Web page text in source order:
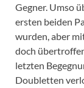
Gegner. Umso
ersten beiden
wurden, aber
doch
letzten
Doubletten